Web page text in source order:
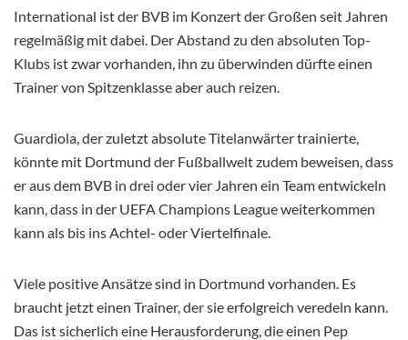
International ist der BVB im Konzert der Großen seit Jahren
regelmäßig mit dabei. Der Abstand zu den absoluten Top-
Klubs ist zwar vorhanden, ihn zu überwinden dürfte einen
Trainer von Spitzenklasse aber auch reizen.
Guardiola, der zuletzt absolute Titelanwärter trainierte,
könnte mit Dortmund der Fußballwelt zudem beweisen, dass
er aus dem BVB in drei oder vier Jahren ein Team entwickeln
kann, dass in der UEFA Champions League weiterkommen
kann als bis ins Achtel- oder Viertelfinale.
Viele positive Ansätze sind in Dortmund vorhanden. Es
braucht jetzt einen Trainer, der sie erfolgreich veredeln kann.
Das ist sicherlich eine Herausforderung, die einen Pep